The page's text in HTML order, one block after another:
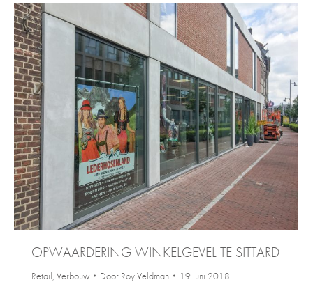
OPWAARDERING WINKELGEVEL TE SITTARD
Retail Verbouw Door Roy Veldman 19 juni 2018